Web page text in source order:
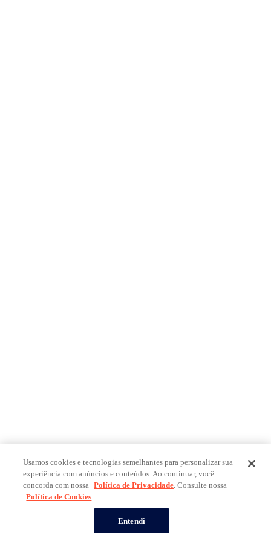
Usamos cookies e tecnologias semelhantes para personalizar sua
experiência com anúncios e conteúdos. Ao continuar, você
concorda com nossa Política de Privacidade. Consulte nossa
Política de Cookies
Entendi